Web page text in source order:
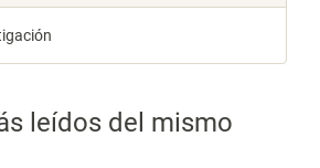
leídos del mismo